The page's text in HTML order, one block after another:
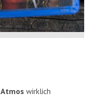
Atmos wirklich